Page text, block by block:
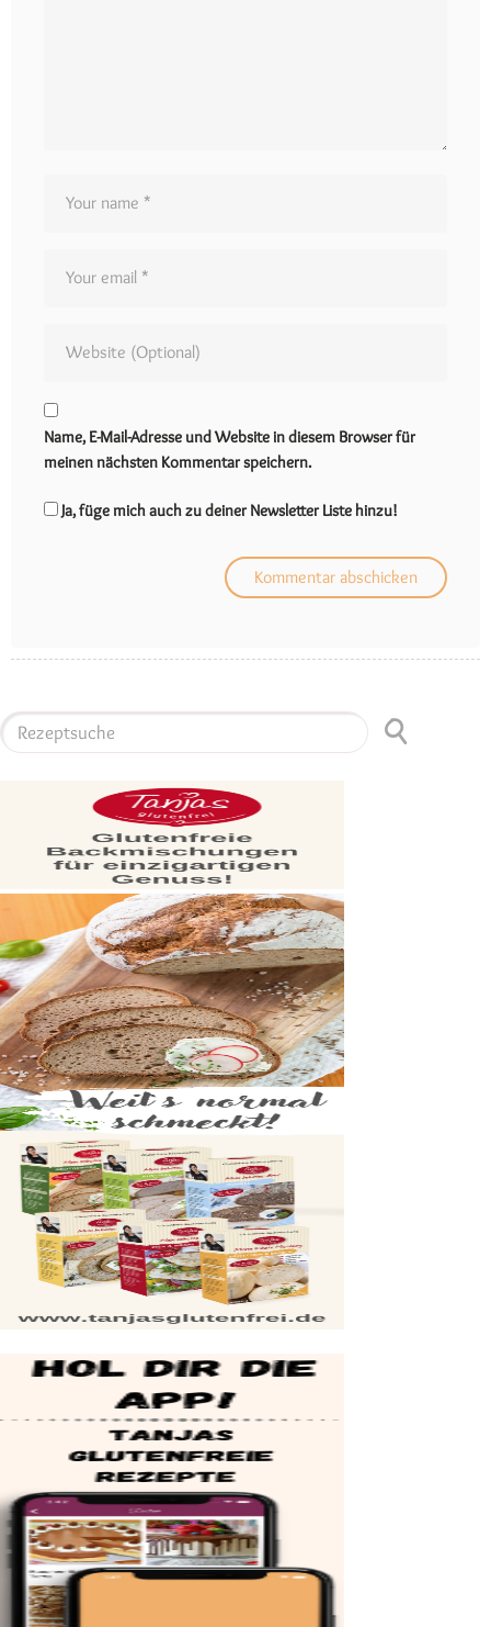
Name, E-Mail-Adresse und Website in diesem Browser für
meinen nächsten Kommentar speichern.
Ja, füge mich auch zu deiner Newsletter Liste hinzu!